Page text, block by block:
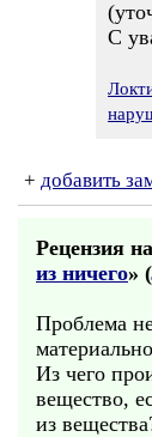
С
+ добавить
Рецензия
из ничего» (
Проблема
Из чего
вещество,
из